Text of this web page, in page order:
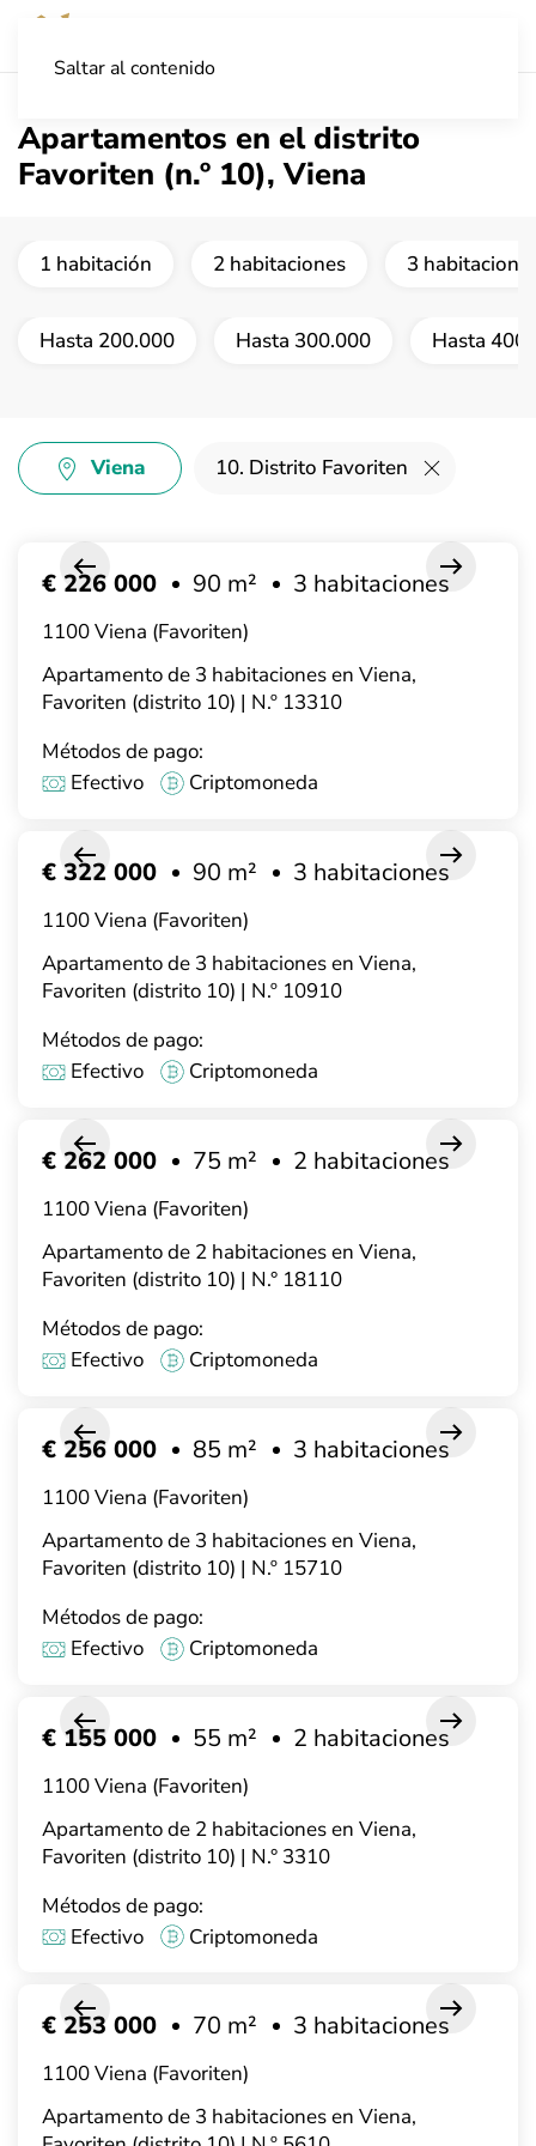
Saltar al contenido
Apartamentos en el distrito
Favoriten (n.º 10), Viena
1 habitación 2 habitaciones 3
Hasta 200.000 Hasta 300.000 Hasta
Viena 10. Distrito Favoriten
Apartamento de 3 habitaciones en Viena,
Favoriten (distrito 10) | N.º 13310
€ 226 000 90 m² 3 habitaciones
1100 Viena (Favoriten)
Métodos de pago:
Efectivo
Criptomoneda
Apartamento de 3 habitaciones en Viena,
Favoriten (distrito 10) | N.º 10910
€ 322 000 90 m² 3 habitaciones
1100 Viena (Favoriten)
Métodos de pago:
Efectivo
Criptomoneda
Apartamento de 2 habitaciones en Viena,
Favoriten (distrito 10) | N.° 18110
€ 262 000 75 m² 2 habitaciones
1100 Viena (Favoriten)
Métodos de pago:
Efectivo
Criptomoneda
Apartamento de 3 habitaciones en Viena,
Favoriten (distrito 10) | N.º 15710
€ 256 000 85 m² 3 habitaciones
1100 Viena (Favoriten)
Métodos de pago:
Efectivo
Criptomoneda
Apartamento de 2 habitaciones en Viena,
Favoriten (distrito 10) | N.° 3310
€ 155 000 55 m² 2 habitaciones
1100 Viena (Favoriten)
Métodos de pago:
Efectivo
Criptomoneda
Apartamento de 3 habitaciones en Viena,
€ 253 000 70 m² 3 habitaciones
1100 Viena (Favoriten)